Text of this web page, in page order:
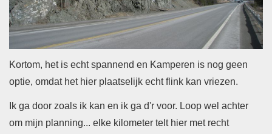
Kortom, het is echt spannend en Kamperen is nog geen
optie, omdat het hier plaatselijk echt flink kan vriezen.
Ik ga door zoals ik kan en ik ga d'r voor. Loop wel achter
om mijn planning... elke kilometer telt hier met recht